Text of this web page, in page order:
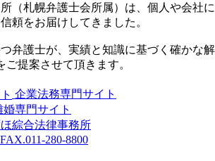
（札幌弁護士会所属）は、個人や会社に
頼をお届けしてきました。
弁護士が、実績と知識に基づく確かな解
ご提案させて頂きます。
企業法務専門サイト
婚専門サイト